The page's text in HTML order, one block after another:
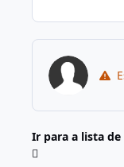
Ir para a lista